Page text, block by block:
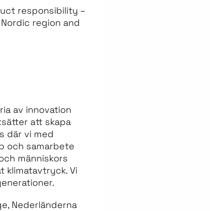
responsibility –
region and
av innovation
att skapa
där vi med
och samarbete
människors
klimatavtryck. Vi
Nederländerna